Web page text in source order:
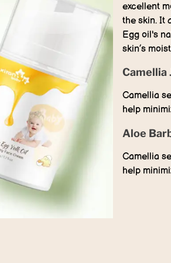
excellent
the skin. It
Egg oil's
skin’s
Camellia
Camellia
help
Aloe
Camellia
help